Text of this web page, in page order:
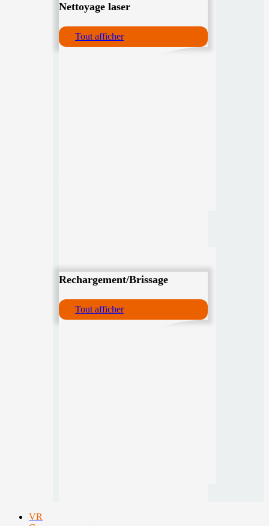
Nettoyage laser
Tout afficher
Rechargement/Brissage
Tout afficher
VR